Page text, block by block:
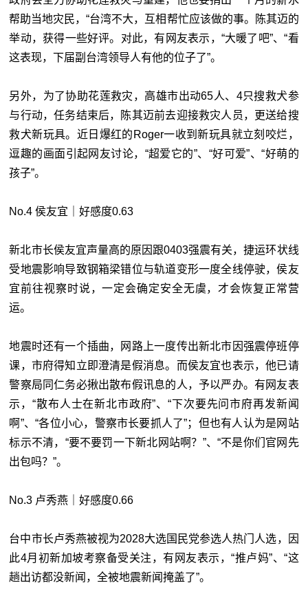
帮助当地灾民，“台湾不大，互相帮忙应该做的事。陈其迈的
举动，获得一些好评。对此，有网友表示，“大暖了吧”、“看
这表现，下届副台湾领导人有他的位子了”。
另外，为了协助花莲救灾，高雄市出动65人、4只搜救犬参
与行动，任务结束后，陈其迈前去迎接救灾人员，更送给搜
救犬新玩具。近日爆红的Roger一收到新玩具就立刻咬烂，
逗趣的画面引起网友讨论，“超爱它的”、“好可爱”、“好萌的
孩子”。
No.4 侯友宜｜好感度0.63
新北市长侯友宜声量高的原因跟0403强震有关，捷运环状线
受地震影响导致钢箱梁错位与轨道变形一度全线停驶，侯友
宜前往视察时说，一定会确定安全无虞，才会恢复正常营
运。
地震时还有一个插曲，网路上一度传出新北市因强震停班停
课，市府得知立即澄清是假消息。而侯友宜也表示，他已请
警察局同仁务必揪出散布假讯息的人，予以严办。有网友表
示，“散布人士在新北市政府”、“下次要先问市府再发新闻
啊”、“各位小心，警察市长要抓人了”；但也有人认为是网站
标示不清，“要不要罚一下新北网站啊？”、“不是你们官网先
出包吗？”。
No.3 卢秀燕｜好感度0.66
台中市长卢秀燕被视为2028大选国民党参选人热门人选，因
此4月初新加坡考察备受关注，有网友表示，“推卢妈”、“这
趟出访都没新闻，全被地震新闻掩盖了”。